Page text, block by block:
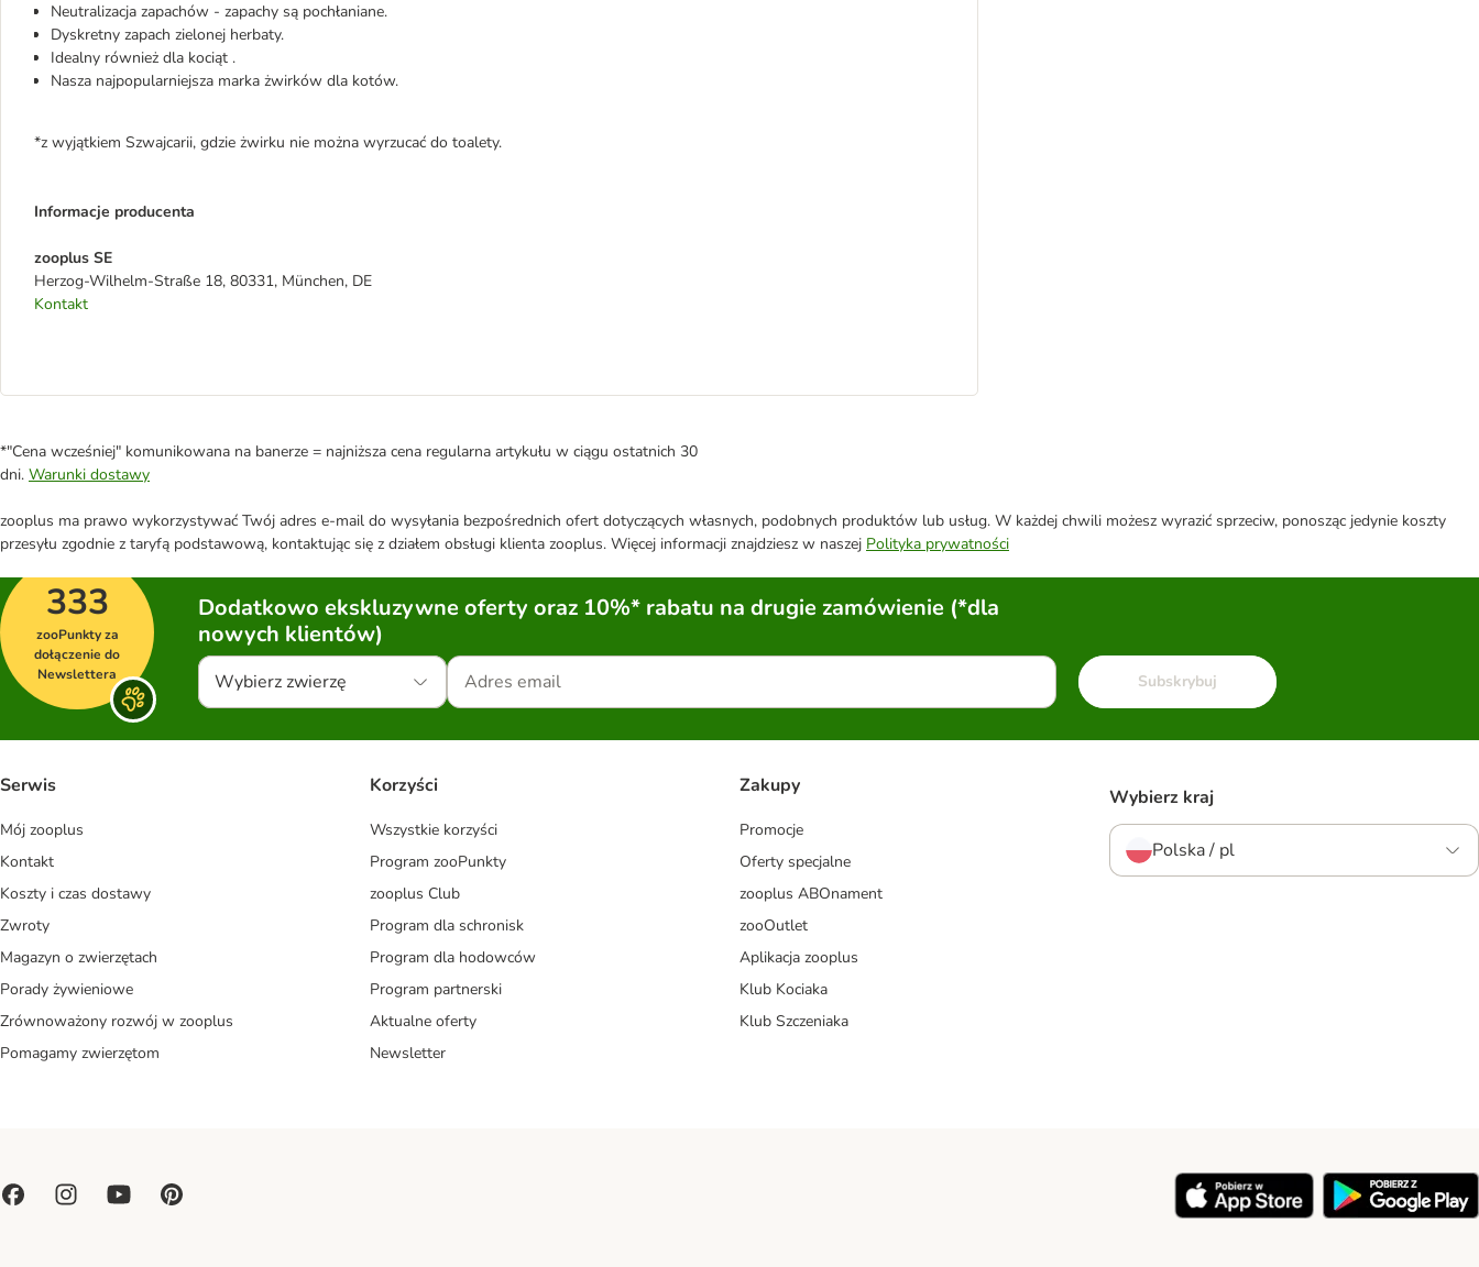
Neutralizacja zapachów - zapachy są pochłaniane.
Dyskretny zapach zielonej herbaty.
Idealny również dla kociąt .
Nasza najpopularniejsza marka żwirków dla kotów.
*z wyjątkiem Szwajcarii, gdzie żwirku nie można wyrzucać do toalety.
Informacje producenta
zooplus SE
Herzog-Wilhelm-Straße 18, 80331, München, DE
Kontakt
*"Cena wcześniej" komunikowana na banerze = najniższa cena regularna artykułu w ciągu ostatnich 30
dni. Warunki dostawy
zooplus ma prawo wykorzystywać Twój adres e-mail do wysyłania bezpośrednich ofert dotyczących własnych, podobnych produktów lub usług. W każdej chwili możesz wyrazić sprzeciw, ponosząc jedynie koszty
przesyłu zgodnie z taryfą podstawową, kontaktując się z działem obsługi klienta zooplus. Więcej informacji znajdziesz w naszej Polityka prywatności
333
zooPunkty za
dołączenie do
Newslettera
Dodatkowo ekskluzywne oferty oraz 10%* rabatu na drugie zamówienie (*dla
nowych klientów)
Wybierz zwierzę Subskrybuj
Serwis
Mój zooplus
Kontakt
Koszty i czas dostawy
Zwroty
Magazyn o zwierzętach
Porady żywieniowe
Zrównoważony rozwój w zooplus
Pomagamy zwierzętom
Korzyści
Wszystkie korzyści
Program zooPunkty
zooplus Club
Program dla schronisk
Program dla hodowców
Program partnerski
Aktualne oferty
Newsletter
Zakupy
Promocje
Oferty specjalne
zooplus ABOnament
zooOutlet
Aplikacja zooplus
Klub Kociaka
Klub Szczeniaka
Wybierz kraj
Polska / pl